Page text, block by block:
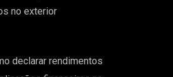
no exterior
declarar rendimentos